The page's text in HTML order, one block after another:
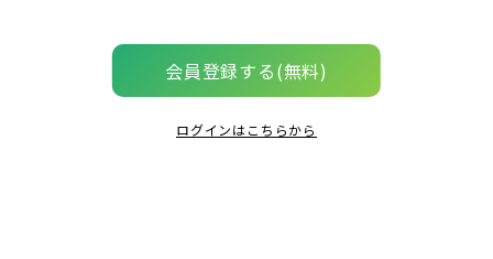
会員登録する(無料)
ログインはこちらから